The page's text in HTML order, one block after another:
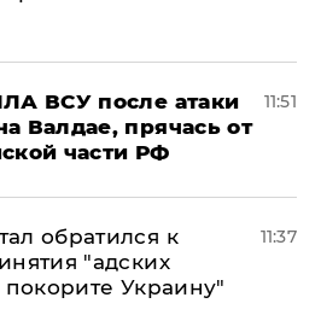
ВСУ после атаки
Валдае, прячась от
части РФ
11:51
обратился к
"адских
Украину"
11:37